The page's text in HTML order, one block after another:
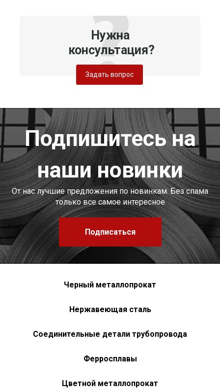
Нужна
консультация?
Задать вопрос
Подпишитесь на
наши новинки
От нас лучшие предложения по новинкам. Без спама
только все самое интересное
Подписаться
Черный металлопрокат
Нержавеющая сталь
Соединительные детали трубопровода
Ферросплавы
Цветной металлопрокат